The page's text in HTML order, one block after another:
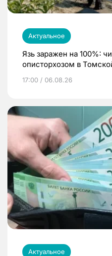
Актуальное
Язь заражен на 100%:
описторхозом в
17:00 / 06.08.26
Актуальное